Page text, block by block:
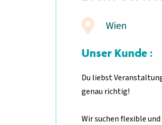
Wien
Unser Kunde :
Du liebst
genau richtig!
Wir suchen flexible